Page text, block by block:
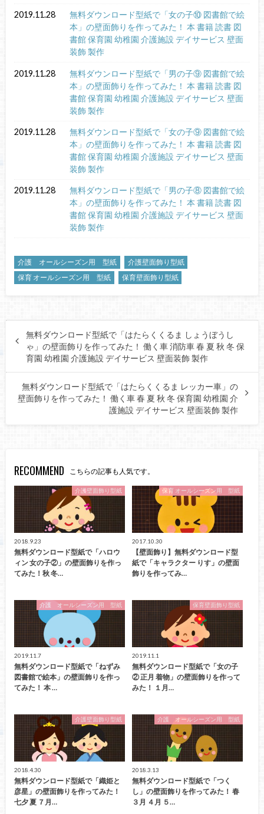
2019.11.28
無料ダウンロード型紙で「女の子⑩ 図書館で絵
本」の壁面飾りを作ってみた！ 本 書籍 読書 図
書館 保育園 幼稚園 介護施設 デイサービス 壁面
装飾 製作
2019.11.28
無料ダウンロード型紙で「男の子⑨ 図書館で絵
本」の壁面飾りを作ってみた！ 本 書籍 読書 図
書館 保育園 幼稚園 介護施設 デイサービス 壁面
装飾 製作
2019.11.28
無料ダウンロード型紙で「女の子⑨ 図書館で絵
本」の壁面飾りを作ってみた！ 本 書籍 読書 図
書館 保育園 幼稚園 介護施設 デイサービス 壁面
装飾 製作
2019.11.28
無料ダウンロード型紙で「男の子⑧ 図書館で絵
本」の壁面飾りを作ってみた！ 本 書籍 読書 図
書館 保育園 幼稚園 介護施設 デイサービス 壁面
装飾 製作
介護 オールシーズン用 型紙
介護壁面飾り型紙
保育 オールシーズン用 型紙
保育壁面飾り型紙
無料ダウンロード型紙で「はたらくくるま しょうぼうし
ゃ」の壁面飾りを作ってみた！ 働く車 消防車 春 夏 秋 冬 保
育園 幼稚園 介護施設 デイサービス 壁面装飾 製作
無料ダウンロード型紙で「はたらくくるま レッカー車」の
壁面飾りを作ってみた！ 働く車 春 夏 秋 冬 保育園 幼稚園 介
護施設 デイサービス 壁面装飾 製作
RECOMMEND こちらの記事も人気です。
介護壁面飾り型紙
2018.9.23
無料ダウンロード型紙で「ハロウ
ィン 女の子②」の壁面飾りを作っ
てみた！秋 冬…
保育 オールシーズン用 型紙
2017.10.30
【壁面飾り】無料ダウンロード型
紙で「キャラクター りす」の壁面
飾りを作ってみ…
介護 オールシーズン用 型紙
2019.11.7
無料ダウンロード型紙で「ねずみ
図書館で絵本」の壁面飾りを作っ
てみた！ 本 …
保育壁面飾り型紙
2019.11.1
無料ダウンロード型紙で「女の子
② 正月 着物」の壁面飾りを作って
みた！ １月…
介護壁面飾り型紙
2018.4.30
無料ダウンロード型紙で「織姫と
彦星」の壁面飾りを作ってみた！
七夕 夏 ７月…
介護 オールシーズン用 型紙
2018.3.13
無料ダウンロード型紙で「つく
し」の壁面飾りを作ってみた！ 春
３月 ４月 ５…